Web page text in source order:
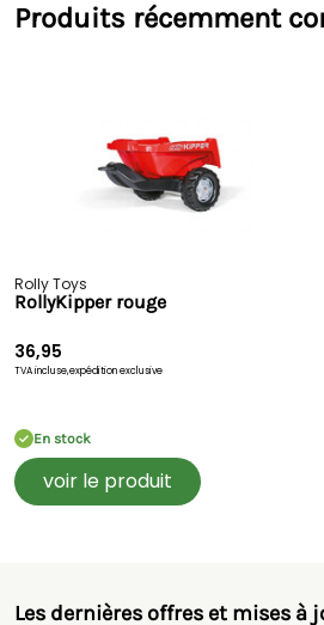
Produits récemment
Rolly Toys
RollyKipper rouge
36,95
TVA incluse,expédition exclusive
En stock
voir le produit
Les dernières offres et mises à